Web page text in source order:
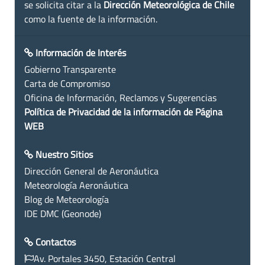
se solicita citar a la Dirección Meteorológica de Chile
como la fuente de la información.
Información de Interés
Gobierno Transparente
Carta de Compromiso
Oficina de Información, Reclamos y Sugerencias
Política de Privacidad de la información de Página
WEB
Nuestro Sitios
Dirección General de Aeronáutica
Meteorología Aeronáutica
Blog de Meteorología
IDE DMC (Geonode)
Contactos
Av. Portales 3450, Estación Central